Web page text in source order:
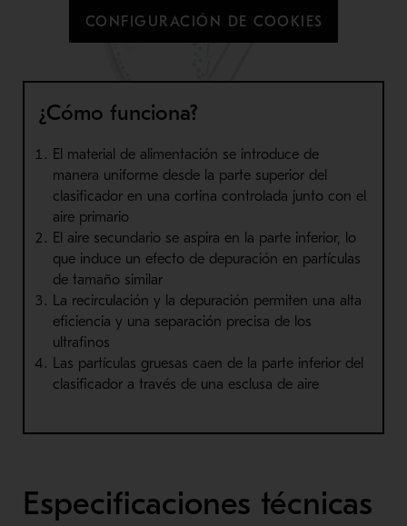
CONFIGURACIÓN DE COOKIES
¿Cómo funciona?
El material de alimentación se introduce de
manera uniforme desde la parte superior del
clasificador en una cortina controlada junto con el
aire primario
El aire secundario se aspira en la parte inferior, lo
que induce un efecto de depuración en partículas
de tamaño similar
La recirculación y la depuración permiten una alta
eficiencia y una separación precisa de los
ultrafinos
Las partículas gruesas caen de la parte inferior del
clasificador a través de una esclusa de aire
Especificaciones técnicas